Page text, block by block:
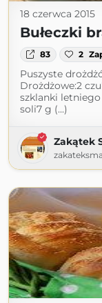
18 czerwca 2015
Bułeczki
83 2
Puszyste
Drożdżowe:2
szklanki letniego
soli7 g (...)
Zakątek